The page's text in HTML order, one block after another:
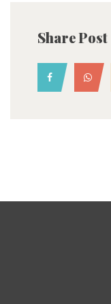
Share Post